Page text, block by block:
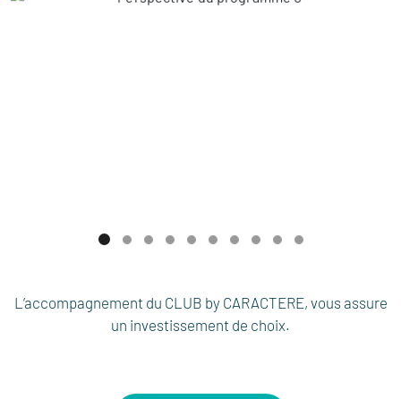
L’accompagnement du CLUB by CARACTERE, vous assure
un investissement de choix.